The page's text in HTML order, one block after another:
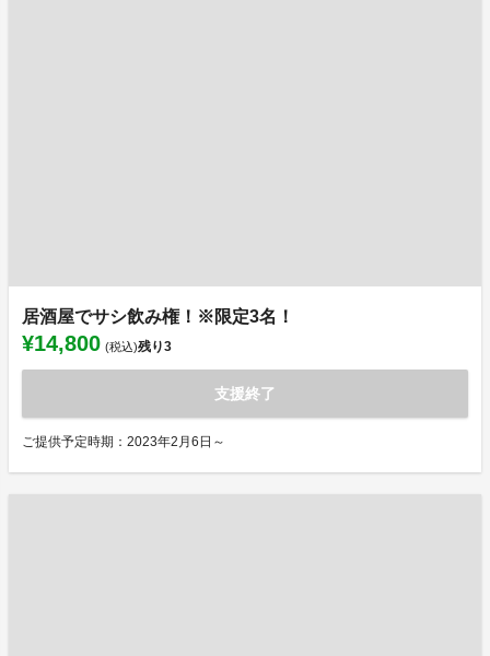
居酒屋でサシ飲み権！※限定3名！
¥14,800 (税込)残り3
支援終了
ご提供予定時期：2023年2月6日～